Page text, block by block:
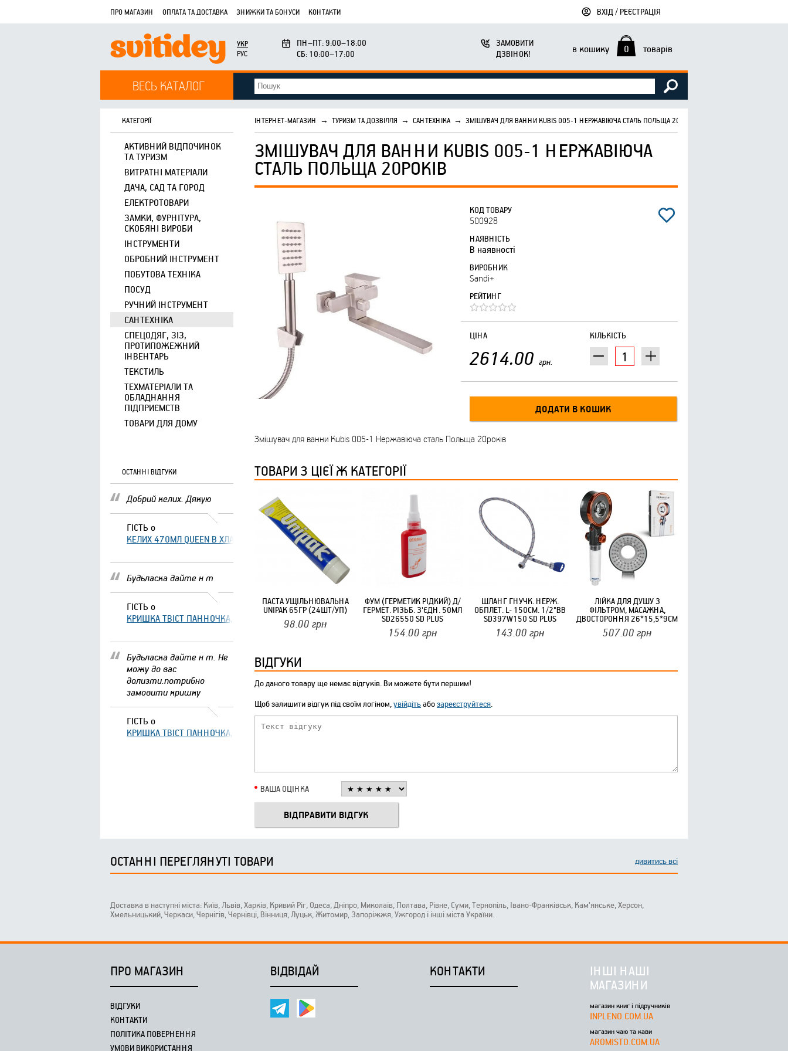
ПРО МАГАЗИН ОПЛАТА ТА ДОСТАВКА ЗНИЖКИ ТА БОНУСИ КОНТАКТИ ВХІД / РЕЄСТРАЦІЯ
УКР
РУС
ПН–ПТ: 9:00–18:00
СБ: 10:00–17:00
ЗАМОВИТИ
ДЗВІНОК!
в кошику 0 товарів
ВЕСЬ КАТАЛОГ
КАТЕГОРІЇ
АКТИВНИЙ ВІДПОЧИНОК
ТА ТУРИЗМ
ВИТРАТНІ МАТЕРІАЛИ
ДАЧА, САД ТА ГОРОД
ЕЛЕКТРОТОВАРИ
ЗАМКИ, ФУРНІТУРА,
СКОБЯНІ ВИРОБИ
ІНСТРУМЕНТИ
ОБРОБНИЙ ІНСТРУМЕНТ
ПОБУТОВА ТЕХНІКА
ПОСУД
РУЧНИЙ ІНСТРУМЕНТ
САНТЕХНІКА
СПЕЦОДЯГ, ЗІЗ,
ПРОТИПОЖЕЖНИЙ
ІНВЕНТАРЬ
ТЕКСТИЛЬ
ТЕХМАТЕРІАЛИ ТА
ОБЛАДНАННЯ
ПІДПРИЄМСТВ
ТОВАРИ ДЛЯ ДОМУ
ОСТАННІ ВІДГУКИ
Добрий келих. Дякую
ГІСТЬ о
КЕЛИХ 470МЛ QUEEN В ХЛАМІНГО ТМ FARGLASS
Будьласка дайте н т
ГІСТЬ о
КРИШКА ТВІСТ ПАННОЧКА, ЩО ЗАКРУЧУЄТЬСЯ КОТИКИ (20ШТ/УП) ОФФ 82 ПАННОЧКА
Будьласка дайте н т. Не
можу до вас
долизти.потрибно
замовити кришку
ГІСТЬ о
КРИШКА ТВІСТ ПАННОЧКА, ЩО ЗАКРУЧУЄТЬСЯ КОТИКИ (20ШТ/УП) ОФФ 82 ПАННОЧКА
ІНТЕРНЕТ-МАГАЗИН → ТУРИЗМ ТА ДОЗВІЛЛЯ → САНТЕХНІКА → ЗМІШУВАЧ ДЛЯ ВАННИ KUBIS 005-1 НЕРЖАВІЮЧА СТАЛЬ ПОЛЬЩА 20РОКІВ
ЗМІШУВАЧ ДЛЯ ВАННИ KUBIS 005-1 НЕРЖАВІЮЧА
СТАЛЬ ПОЛЬЩА 20РОКІВ
КОД ТОВАРУ
500928
НАЯВНІСТЬ
В наявності
ВИРОБНИК
Sandi+
РЕЙТИНГ
КІЛЬКІСТЬ
ЦІНА
2614.00 грн.
Змішувач для ванни Kubis 005-1 Нержавіюча сталь Польща 20років
ТОВАРИ З ЦІЄЇ Ж КАТЕГОРІЇ
ПАСТА УЩІЛЬНЮВАЛЬНА
UNIPAK 65ГР (24ШТ/УП)
98.00 грн
ФУМ (ГЕРМЕТИК РІДКИЙ) Д/
ГЕРМЕТ. РІЗЬБ. З'ЄДН. 50МЛ
SD26550 SD PLUS
154.00 грн
ШЛАНГ ГНУЧК. НЕРЖ.
ОБПЛЕТ. L- 150CМ. 1/2"ВВ
SD397W150 SD PLUS
143.00 грн
ЛІЙКА ДЛЯ ДУШУ З
ФІЛЬТРОМ, МАСАЖНА,
ДВОСТОРОННЯ 26*15,5*9СМ
507.00 грн
ВІДГУКИ
До даного товару ще немає відгуків. Ви можете бути першим!
Щоб залишити відгук під своїм логіном,увійдітьабозареєструйтеся.
ВАША ОЦІНКА
ОСТАННІ ПЕРЕГЛЯНУТІ ТОВАРИ дивитись всі
Доставка в наступні міста: Київ, Львів, Харків, Кривий Ріг, Одеса, Дніпро, Миколаїв, Полтава, Рівне, Суми, Тернопіль, Івано-Франківськ, Кам'янське, Херсон,
Хмельницький, Черкаси, Чернігів, Чернівці, Вінниця, Луцьк, Житомир, Запоріжжя, Ужгород і інші міста України.
ПРО МАГАЗИН
ВІДГУКИ
КОНТАКТИ
ПОЛІТИКА ПОВЕРНЕННЯ
УМОВИ ВИКОРИСТАННЯ
ВІДВІДАЙ КОНТАКТИ
ІНШІ НАШІ
МАГАЗИНИ
магазин книг і підручників
INPLENO.COM.UA
магазин чаю та кави
AROMISTO.COM.UA